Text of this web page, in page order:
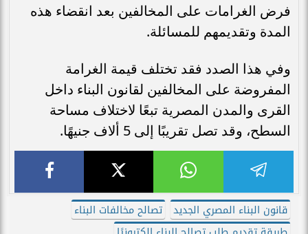
فرض الغرامات على المخالفين بعد انقضاء هذه
المدة وتقديمهم للمسائلة.
وفي هذا الصدد فقد تختلف قيمة الغرامة
المفروضة على المخالفين لقانون البناء داخل
القرى والمدن المصرية تبعًا لاختلاف مساحة
السطح، وقد تصل تقريبًا إلى 5 ألاف جنيهًا.
قانون البناء المصري الجديد
تصالح مخالفات البناء